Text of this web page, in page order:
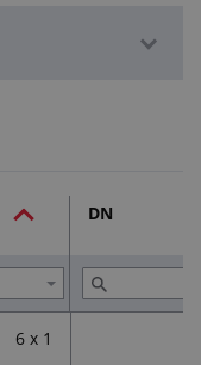
DN
6 x 1